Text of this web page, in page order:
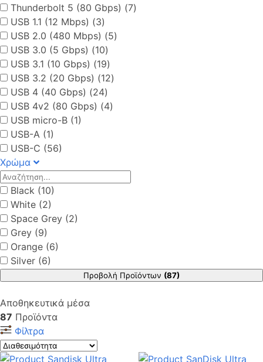
Thunderbolt 5 (80 Gbps) (7)
USB 1.1 (12 Mbps) (3)
USB 2.0 (480 Mbps) (5)
USB 3.0 (5 Gbps) (10)
USB 3.1 (10 Gbps) (19)
USB 3.2 (20 Gbps) (12)
USB 4 (40 Gbps) (24)
USB 4v2 (80 Gbps) (4)
USB micro-B (1)
USB-A (1)
USB-C (56)
Χρώμα
Black (10)
White (2)
Space Grey (2)
Grey (9)
Orange (6)
Silver (6)
Προβολή Προϊόντων (87)
Αποθηκευτικά μέσα
87 Προϊόντα
Φίλτρα